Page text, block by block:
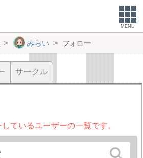
MENU
みらい フォロー
サークル
ているユーザーの一覧です。